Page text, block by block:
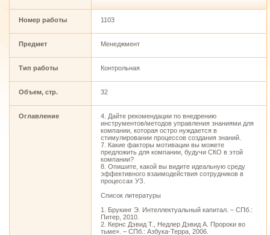
Номер работы 1103
Предмет Менеджмент
Тип работы Контрольная
Объем, стр. 32
Оглавление
4. Дайте рекомендации по внедрению
инструментов/методов управления знаниями для
компании, которая остро нуждается в
стимулировании процессов создания знаний.
7. Какие факторы мотивации вы можете
предложить для компании, будучи СКО в этой
компании?
8. Опишите, какой вы видите идеальную среду
эффективного взаимодействия сотрудников в
процессах УЗ.
Список литературы
1. Брукинг Э. Интеллектуальный капитал. – СПб.:
Питер, 2010.
2. Кернс Дэвид Т., Недлер Дэвид А. Пророки во
тьме». – СПб.: Азбука-Терра, 2006.